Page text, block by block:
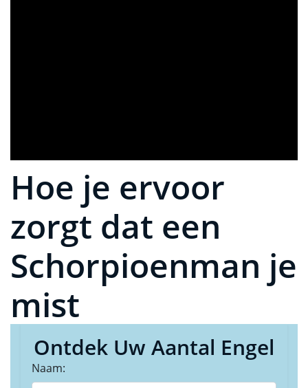
Hoe je ervoor
zorgt dat een
Schorpioenman je
mist
Ontdek Uw Aantal Engel
Naam: